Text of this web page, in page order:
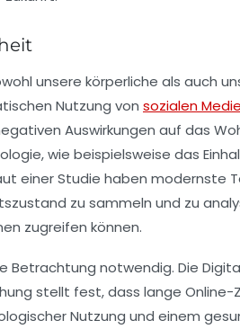
unsere körperliche als auch
Nutzung von sozialen
Auswirkungen auf das
wie beispielsweise das
einer Studie haben modernste
zu sammeln und zu
zugreifen können.
Betrachtung notwendig. Die
stellt fest, dass lange
Nutzung und einem